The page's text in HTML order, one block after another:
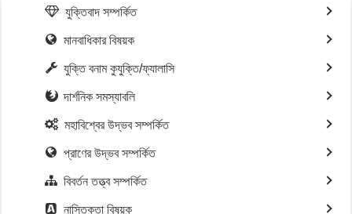
যুক্তিবাদ সম্পর্কিত
মানবাধিকার বিষয়ক
যুক্তি বনাম কুযুক্তি/ফ্যালাসি
দার্শনিক সমস্যাবলি
মহাবিশ্বের উদ্ভব সম্পর্কিত
প্রাণের উদ্ভব সম্পর্কিত
বিবর্তন তত্ত্ব সম্পর্কিত
নাস্তিকতা বিষয়ক